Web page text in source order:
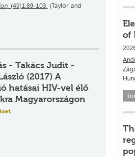
, (49)1:89-103. (Taylor and
- Takács Judit -
(2017) A
hatásai HIV-vel élő
Magyarországon
of